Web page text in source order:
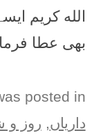
الله کریم
بھی عطا
posted in
دارياں
روز